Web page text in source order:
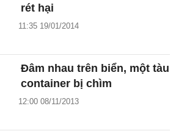
rét hại
11:35 19/01/2014
Đâm nhau trên biển, một tàu
container bị chìm
12:00 08/11/2013